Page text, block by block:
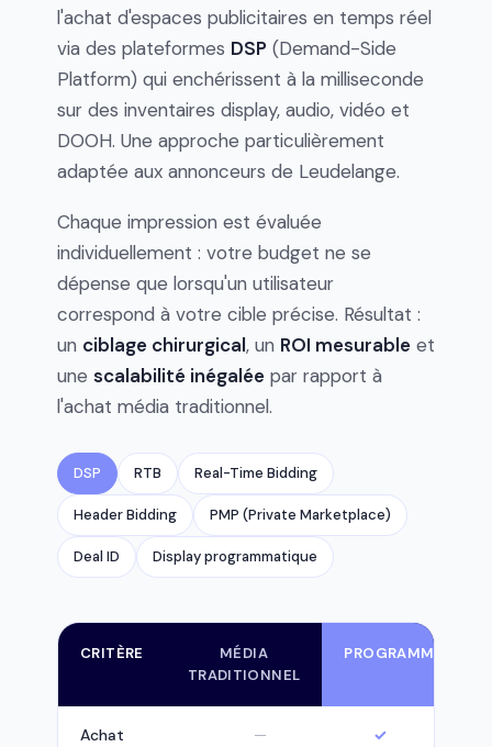
l'achat d'espaces publicitaires en temps réel
via des plateformes DSP (Demand-Side
Platform) qui enchérissent à la milliseconde
sur des inventaires display, audio, vidéo et
DOOH. Une approche particulièrement
adaptée aux annonceurs de Leudelange.
Chaque impression est évaluée
individuellement : votre budget ne se
dépense que lorsqu'un utilisateur
correspond à votre cible précise. Résultat :
un ciblage chirurgical, un ROI mesurable et
une scalabilité inégalée par rapport à
l'achat média traditionnel.
DSP RTB Real-Time Bidding
Header Bidding PMP (Private Marketplace)
Deal ID Display programmatique
CRITÈRE
MÉDIA
TRADITIONNEL
PROGRAMMATIQUE
Achat